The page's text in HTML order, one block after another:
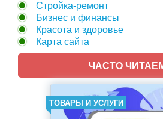
Стройка-ремонт
Бизнес и финансы
Красота и здоровье
Карта сайта
ЧАСТО
ТОВАРЫ И УСЛУГИ